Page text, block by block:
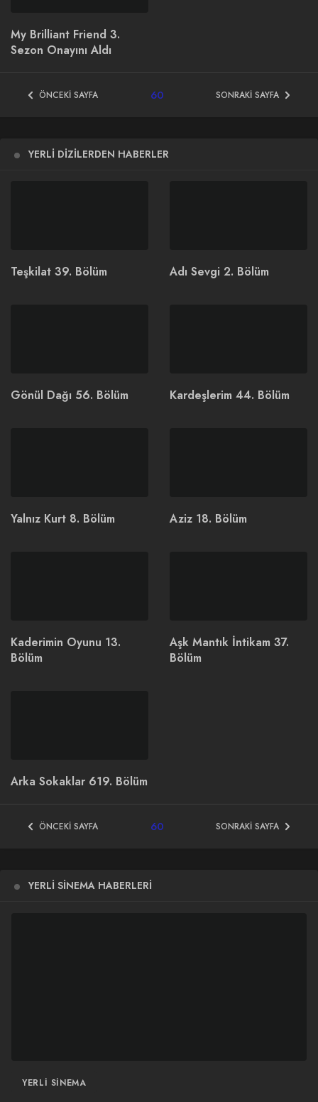
My Brilliant Friend 3.
Sezon Onayını Aldı
ÖNCEKI SAYFA 60 SONRAKI SAYFA
YERLI DIZILERDEN HABERLER
Teşkilat 39. Bölüm Adı Sevgi 2. Bölüm
Gönül Dağı 56. Bölüm Kardeşlerim 44. Bölüm
Yalnız Kurt 8. Bölüm Aziz 18. Bölüm
Kaderimin Oyunu 13.
Bölüm
Aşk Mantık İntikam 37.
Bölüm
Arka Sokaklar 619. Bölüm
ÖNCEKI SAYFA 60 SONRAKI SAYFA
YERLI SINEMA HABERLERI
YERLI SINEMA